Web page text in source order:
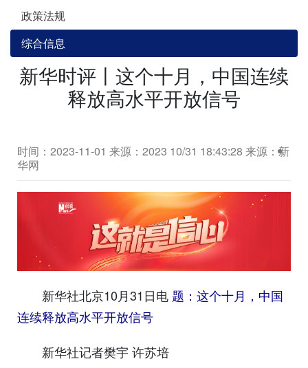
政策法规
综合信息
新华时评丨这个十月，中国连续
释放高水平开放信号
时间：2023-11-01 来源：2023 10/31 18:43:28 来源：新
华网
新华社北京10月31日电 题：这个十月，中国
连续释放高水平开放信号
新华社记者樊宇 许苏培